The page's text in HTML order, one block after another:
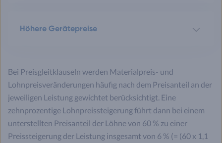
Höhere Gerätepreise
Bei Preisgleitklauseln werden Materialpreis- und
Lohnpreisveränderungen häufig nach dem Preisanteil an der
jeweiligen Leistung gewichtet berücksichtigt. Eine
zehnprozentige Lohnpreissteigerung führt dann bei einem
unterstellten Preisanteil der Löhne von 60 % zu einer
Preissteigerung der Leistung insgesamt von 6 % (= (60 x 1,1